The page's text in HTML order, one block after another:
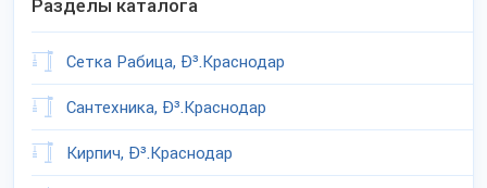
Разделы каталога
Сетка Рабица, Ð³.Краснодар
Сантехника, Ð³.Краснодар
Кирпич, Ð³.Краснодар